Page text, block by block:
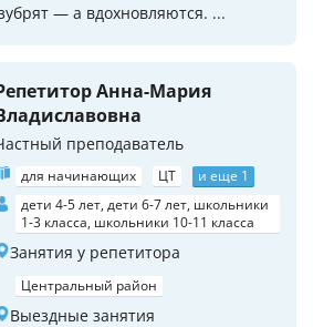
— а вдохновляются. ...
Анна-Мария
преподаватель
для начинающих ЦТ
и еще 1
дети 4-5 лет, дети 6-7 лет, школьники
1-3 класса, школьники 10-11 класса
Занятия у репетитора
Центральный район
Выездные занятия